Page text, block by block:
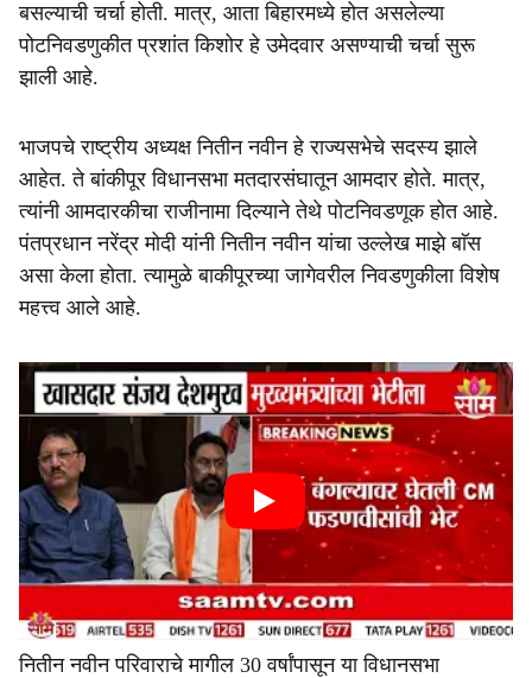
बसल्याची चर्चा होती. मात्र, आता बिहारमध्ये होत असलेल्या
पोटनिवडणुकीत प्रशांत किशोर हे उमेदवार असण्याची चर्चा सुरू
झाली आहे.
भाजपचे राष्ट्रीय अध्यक्ष नितीन नवीन हे राज्यसभेचे सदस्य झाले
आहेत. ते बांकीपूर विधानसभा मतदारसंघातून आमदार होते. मात्र,
त्यांनी आमदारकीचा राजीनामा दिल्याने तेथे पोटनिवडणूक होत आहे.
पंतप्रधान नरेंद्र मोदी यांनी नितीन नवीन यांचा उल्लेख माझे बाॅस
असा केला होता. त्यामुळे बाकीपूरच्या जागेवरील निवडणुकीला विशेष
महत्त्व आले आहे.
नितीन नवीन परिवाराचे मागील 30 वर्षांपासून या विधानसभा